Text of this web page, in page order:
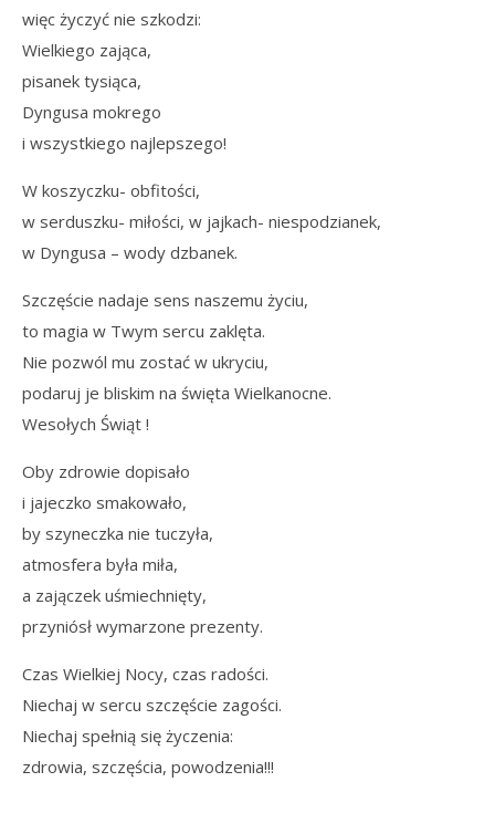
więc życzyć nie szkodzi:
Wielkiego zająca,
pisanek tysiąca,
Dyngusa mokrego
i wszystkiego najlepszego!
W koszyczku- obfitości,
w serduszku- miłości, w jajkach- niespodzianek,
w Dyngusa – wody dzbanek.
Szczęście nadaje sens naszemu życiu,
to magia w Twym sercu zaklęta.
Nie pozwól mu zostać w ukryciu,
podaruj je bliskim na święta Wielkanocne.
Wesołych Świąt !
Oby zdrowie dopisało
i jajeczko smakowało,
by szyneczka nie tuczyła,
atmosfera była miła,
a zajączek uśmiechnięty,
przyniósł wymarzone prezenty.
Czas Wielkiej Nocy, czas radości.
Niechaj w sercu szczęście zagości.
Niechaj spełnią się życzenia:
zdrowia, szczęścia, powodzenia!!!